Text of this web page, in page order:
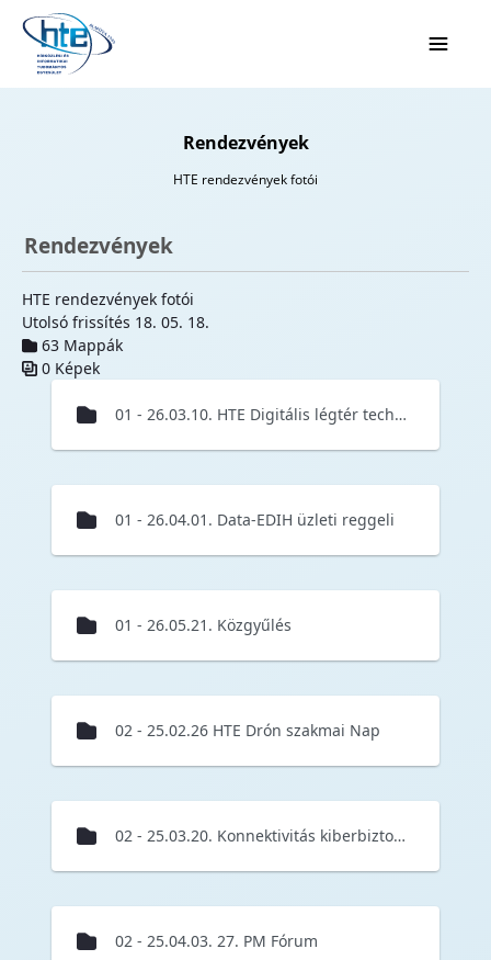
Ugrás a fő tartalomhoz
Rendezvények
HTE rendezvények fotói
Rendezvények
HTE rendezvények fotói
Utolsó frissítés 18. 05. 18.
63 Mappák
0 Képek
01 - 26.03.10. HTE Digitális légtér technológiák konferencia
01 - 26.04.01. Data-EDIH üzleti reggeli
01 - 26.05.21. Közgyűlés
02 - 25.02.26 HTE Drón szakmai Nap
02 - 25.03.20. Konnektivitás kiberbiztonságosan konferencia
02 - 25.04.03. 27. PM Fórum